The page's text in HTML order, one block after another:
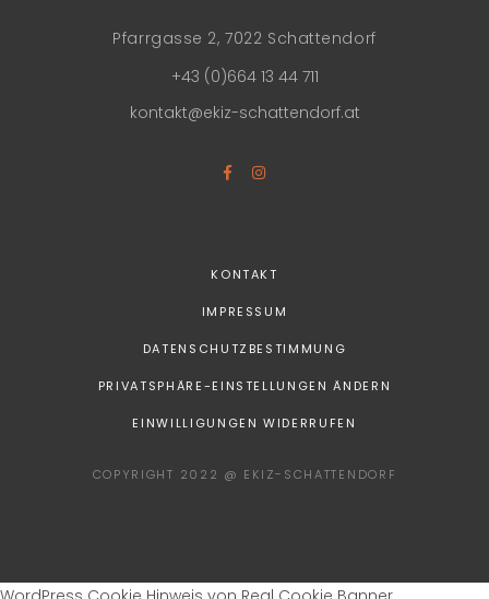
Pfarrgasse 2, 7022 Schattendorf
+43 (0)664 13 44 711
kontakt@ekiz-schattendorf.at
KONTAKT
IMPRESSUM
DATENSCHUTZBESTIMMUNG
PRIVATSPHÄRE-EINSTELLUNGEN ÄNDERN
EINWILLIGUNGEN WIDERRUFEN
COPYRIGHT 2022 @ EKIZ-SCHATTENDORF